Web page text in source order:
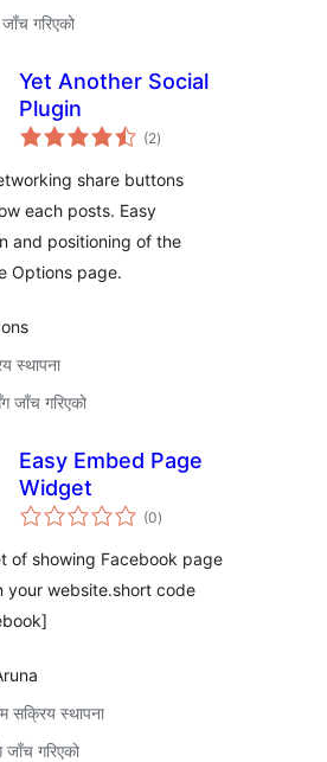
गरिएको
Yet Another Social
Plugin
(2कुल
रेटिङ्गहरू
)
share buttons
each posts. Easy
and positioning of the
Options page.
स्थापना
गरिएको
Easy Embed Page
Widget
(0कुल
रेटिङ्गहरू
)
of showing Facebook page
your website.short code
सक्रिय स्थापना
गरिएको